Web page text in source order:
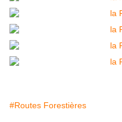
#Routes Forestières